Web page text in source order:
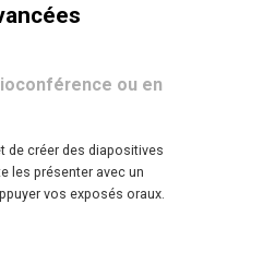
ou en
de créer des diapositives
les présenter avec un
vos exposés oraux.